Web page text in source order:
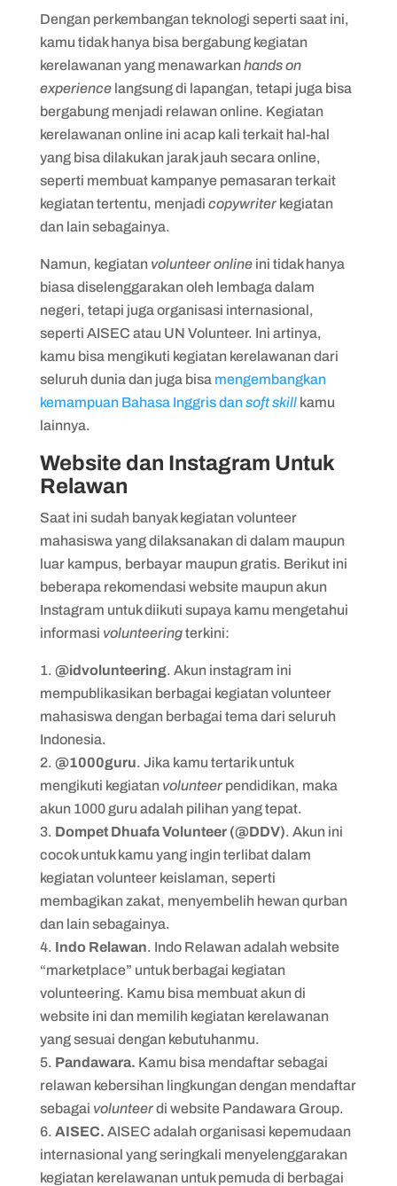
Dengan perkembangan teknologi seperti saat ini,
kamu tidak hanya bisa bergabung kegiatan
kerelawanan yang menawarkanhands on
experiencelangsung di lapangan, tetapi juga bisa
bergabung menjadi relawan online. Kegiatan
kerelawanan online ini acap kali terkait hal-hal
yang bisa dilakukan jarak jauh secara online,
seperti membuat kampanye pemasaran terkait
kegiatan tertentu, menjadi copywriterkegiatan
dan lain sebagainya.
Namun, kegiatan volunteer onlineini tidak hanya
biasa diselenggarakan oleh lembaga dalam
negeri, tetapi juga organisasi internasional,
seperti AISEC atau UN Volunteer. Ini artinya,
kamu bisa mengikuti kegiatan kerelawanan dari
seluruh dunia dan juga bisa mengembangkan
kemampuan Bahasa Inggris dansoft skill kamu
lainnya.
Website dan Instagram Untuk
Relawan
Saat ini sudah banyak kegiatan volunteer
mahasiswa yang dilaksanakan di dalam maupun
luar kampus, berbayar maupun gratis. Berikut ini
beberapa rekomendasi website maupun akun
Instagram untuk diikuti supaya kamu mengetahui
informasi volunteeringterkini:
@idvolunteering. Akun instagram ini
mempublikasikan berbagai kegiatan volunteer
mahasiswa dengan berbagai tema dari seluruh
Indonesia.
@1000guru. Jika kamu tertarik untuk
mengikuti kegiatan volunteerpendidikan, maka
akun 1000 guru adalah pilihan yang tepat.
Dompet Dhuafa Volunteer (@DDV). Akun ini
cocok untuk kamu yang ingin terlibat dalam
kegiatan volunteer keislaman, seperti
membagikan zakat, menyembelih hewan qurban
dan lain sebagainya.
Indo Relawan. Indo Relawan adalah website
“marketplace” untuk berbagai kegiatan
volunteering. Kamu bisa membuat akun di
website ini dan memilih kegiatan kerelawanan
yang sesuai dengan kebutuhanmu.
Pandawara. Kamu bisa mendaftar sebagai
relawan kebersihan lingkungan dengan mendaftar
sebagai volunteerdi website Pandawara Group.
AISEC. AISEC adalah organisasi kepemudaan
internasional yang seringkali menyelenggarakan
kegiatan kerelawanan untuk pemuda di berbagai